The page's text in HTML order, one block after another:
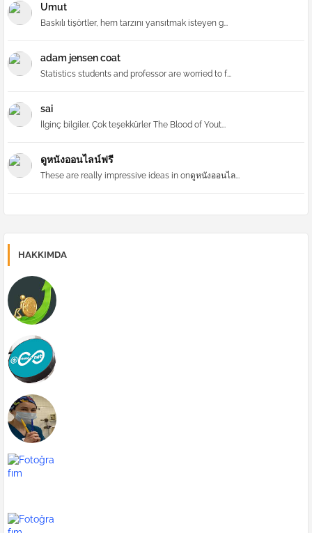
Umut
Baskılı tişörtler, hem tarzını yansıtmak isteyen g...
adam jensen coat
Statistics students and professor are worried to f...
sai
İlginç bilgiler. Çok teşekkürler The Blood of Yout...
ดูหนังออนไลน์ฟรี
These are really impressive ideas in onดูหนังออนไล...
HAKKIMDA